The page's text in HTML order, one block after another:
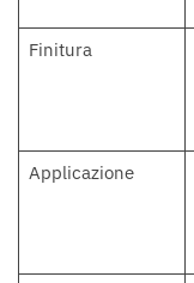
Finitura
Applicazione